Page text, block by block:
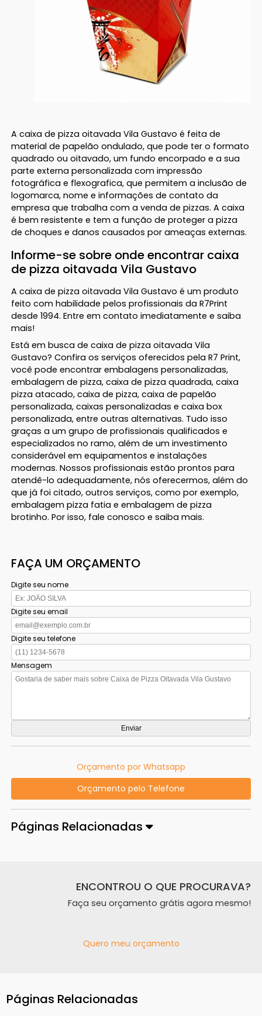
A caixa de pizza oitavada Vila Gustavo é feita de
material de papelão ondulado, que pode ter o formato
quadrado ou oitavado, um fundo encorpado e a sua
parte externa personalizada com impressão
fotográfica e flexografica, que permitem a inclusão de
logomarca, nome e informações de contato da
empresa que trabalha com a venda de pizzas. A caixa
é bem resistente e tem a função de proteger a pizza
de choques e danos causados por ameaças externas.
Informe-se sobre onde encontrar caixa
de pizza oitavada Vila Gustavo
A caixa de pizza oitavada Vila Gustavo é um produto
feito com habilidade pelos profissionais da R7Print
desde 1994. Entre em contato imediatamente e saiba
mais!
Está em busca de caixa de pizza oitavada Vila
Gustavo? Confira os serviços oferecidos pela R7 Print,
você pode encontrar embalagens personalizadas,
embalagem de pizza, caixa de pizza quadrada, caixa
pizza atacado, caixa de pizza, caixa de papelão
personalizada, caixas personalizadas e caixa box
personalizada, entre outras alternativas. Tudo isso
graças a um grupo de profissionais qualificados e
especializados no ramo, além de um investimento
considerável em equipamentos e instalações
modernas. Nossos profissionais estão prontos para
atendê-lo adequadamente, nós oferecermos, além do
que já foi citado, outros serviços, como por exemplo,
embalagem pizza fatia e embalagem de pizza
brotinho. Por isso, fale conosco e saiba mais.
FAÇA UM ORÇAMENTO
Digite seu nome
Digite seu email
Digite seu telefone
Mensagem
Orçamento por Whatsapp
Orçamento pelo Telefone
Páginas Relacionadas
ENCONTROU O QUE PROCURAVA?
Faça seu orçamento grátis agora mesmo!
Quero meu orçamento
Páginas Relacionadas